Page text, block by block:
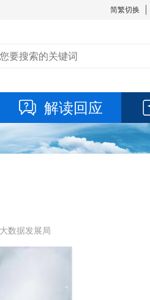
简繁切换
解读回应
数据发展局